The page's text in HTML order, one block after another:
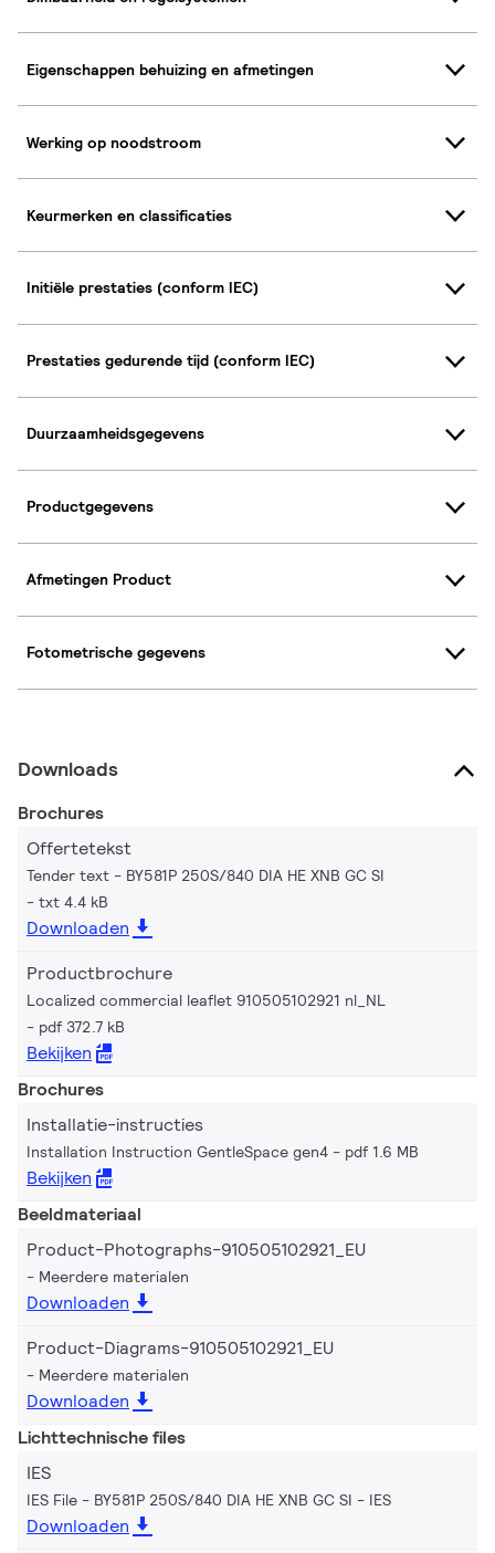
Eigenschappen behuizing en afmetingen
Werking op noodstroom
Keurmerken en classificaties
Initiële prestaties (conform IEC)
Prestaties gedurende tijd (conform IEC)
Duurzaamheidsgegevens
Productgegevens
Afmetingen Product
Fotometrische gegevens
Downloads
Brochures
Offertetekst
Tender text - BY581P 250S/840 DIA HE XNB GC SI
txt 4.4 kB
Downloaden
Productbrochure
Localized commercial leaflet 910505102921 nl_NL
pdf 372.7 kB
Bekijken
Brochures
Installatie-instructies
Installation Instruction GentleSpace gen4 pdf 1.6 MB
Bekijken
Beeldmateriaal
Product-Photographs-910505102921_EU
Meerdere materialen
Downloaden
Product-Diagrams-910505102921_EU
Meerdere materialen
Downloaden
Lichttechnische files
IES
IES File - BY581P 250S/840 DIA HE XNB GC SI IES
Downloaden